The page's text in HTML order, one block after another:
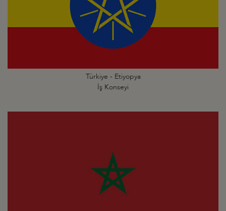
Türkiye - Etiyopya
İş Konseyi